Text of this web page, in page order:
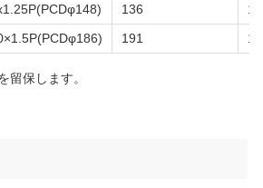
136
12
191 18
保します。